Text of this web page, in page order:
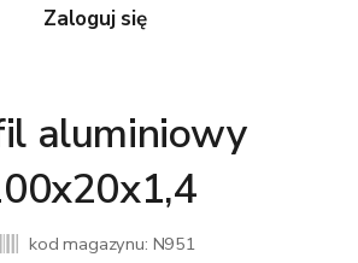
Zaloguj się
aluminiowy
kod magazynu: N951